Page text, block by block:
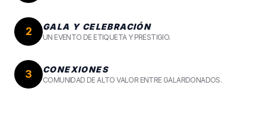
2 GALA Y CELEBRACIÓN
UN EVENTO DE ETIQUETA Y PRESTIGIO.
3 CONEXIONES
COMUNIDAD DE ALTO VALOR ENTRE GALARDONADOS.